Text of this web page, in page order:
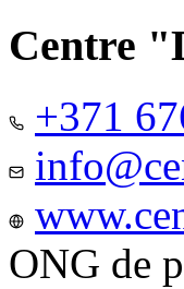
Centre
+371
ONG de